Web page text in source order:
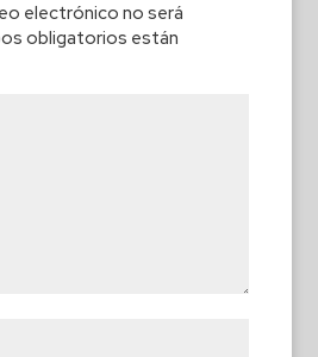
electrónico no será
obligatorios están